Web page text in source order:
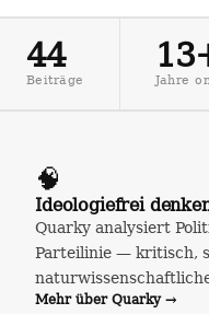
44
Beiträge Jahre
🧠
Ideologiefrei
Quarky analysiert
Parteilinie — kritisch,
Mehr über Quarky →